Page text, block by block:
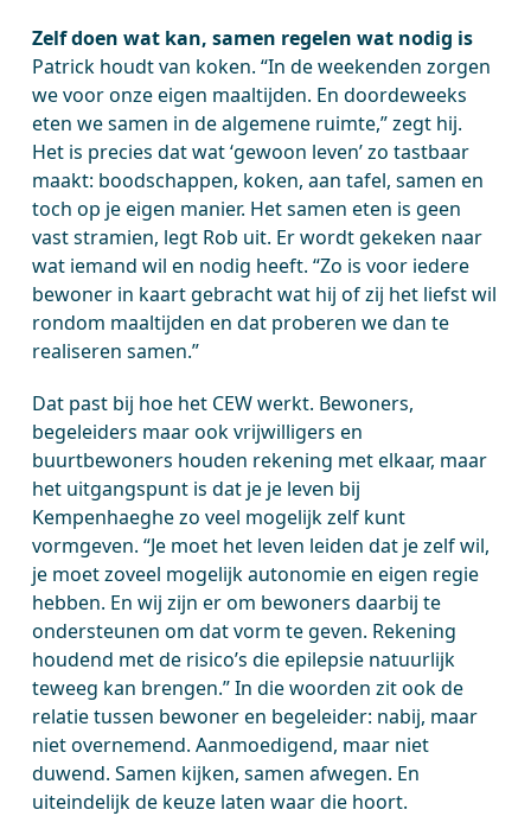
Zelf doen wat kan, samen regelen wat nodig is
Patrick houdt van koken. “In de weekenden zorgen
we voor onze eigen maaltijden. En doordeweeks
eten we samen in de algemene ruimte,” zegt hij.
Het is precies dat wat ‘gewoon leven’ zo tastbaar
maakt: boodschappen, koken, aan tafel, samen en
toch op je eigen manier. Het samen eten is geen
vast stramien, legt Rob uit. Er wordt gekeken naar
wat iemand wil en nodig heeft. “Zo is voor iedere
bewoner in kaart gebracht wat hij of zij het liefst wil
rondom maaltijden en dat proberen we dan te
realiseren samen.”
Dat past bij hoe het CEW werkt. Bewoners,
begeleiders maar ook vrijwilligers en
buurtbewoners houden rekening met elkaar, maar
het uitgangspunt is dat je je leven bij
Kempenhaeghe zo veel mogelijk zelf kunt
vormgeven. “Je moet het leven leiden dat je zelf wil,
je moet zoveel mogelijk autonomie en eigen regie
hebben. En wij zijn er om bewoners daarbij te
ondersteunen om dat vorm te geven. Rekening
houdend met de risico’s die epilepsie natuurlijk
teweeg kan brengen.” In die woorden zit ook de
relatie tussen bewoner en begeleider: nabij, maar
niet overnemend. Aanmoedigend, maar niet
duwend. Samen kijken, samen afwegen. En
uiteindelijk de keuze laten waar die hoort.